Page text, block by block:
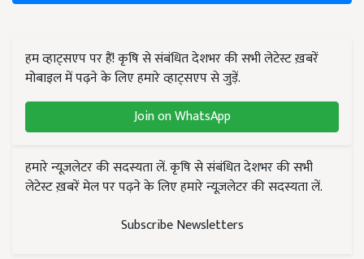
हम व्हाट्सएप पर हैं! कृषि से संबंधित देशभर की सभी लेटेस्ट ख़बरें
मोबाइल में पढ़ने के लिए हमारे व्हाट्सएप से जुड़ें.
Join on WhatsApp
हमारे न्यूज़लेटर की सदस्यता लें. कृषि से संबंधित देशभर की सभी
लेटेस्ट ख़बरें मेल पर पढ़ने के लिए हमारे न्यूज़लेटर की सदस्यता लें.
Subscribe Newsletters